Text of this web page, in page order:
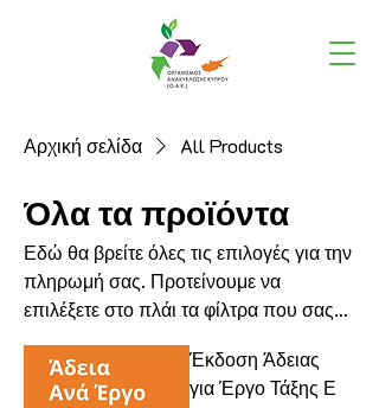
Αρχική σελίδα All Products
Όλα τα προϊόντα
Εδώ θα βρείτε όλες τις επιλογές για την
πληρωμή σας. Προτείνουμε να
επιλέξετε στο πλάι τα φίλτρα που σας
Σημείωση: Επιλέγετε πάντα την
μεγαλύτερη κατηγορία σας ως
Έκδοση Άδειας
για Έργο Τάξης Ε